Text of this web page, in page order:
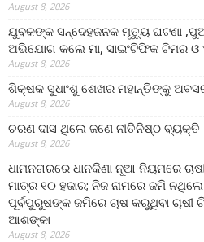
August 8, 2026
ଯୁବକଙ୍କ ସନ୍ଦେହଜନକ ମୃତ୍ୟୁ ଘଟଣା
ଅଭିଯୋଗ କଲେ ମା, ସାଇଂଟିଫିକ ଟିମର
August 8, 2026
ଶିକ୍ଷକ ସୁଧାଂଶୁ ଶେଖର ମହାନ୍ତିଙ୍କୁ
August 8, 2026
ଚରଣ ଦାସ ଥିଲେ ଜଣେ ନୀତିନିଷ୍ଠ ବ୍ୟକ୍ତି
August 8, 2026
ଧାମନଗରରେ ଧାନକିଣା ନୂଆ ନିୟମରେ
ମାତ୍ର ୧୦ ହଜାର; ନିଜ ନାମରେ ଜମି
ପୂର୍ବପୁରୁଷଙ୍କ ଜମିରେ ଚାଷ କରୁଥିବା ଚାଷୀ
ଆଶଙ୍କା
August 8, 2026